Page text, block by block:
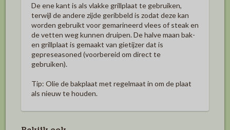
De ene kant is als vlakke grillplaat te gebruiken,
terwijl de andere zijde geribbeld is zodat deze kan
worden gebruikt voor gemarineerd vlees of steak en
de vetten weg kunnen druipen.De halve maan bak-
en grillplaat is gemaakt van gietijzer dat is
gepreseasoned (voorbereid om direct te
gebruiken).
Tip: Olie de bakplaat met regelmaat in om de plaat
als nieuw te houden.